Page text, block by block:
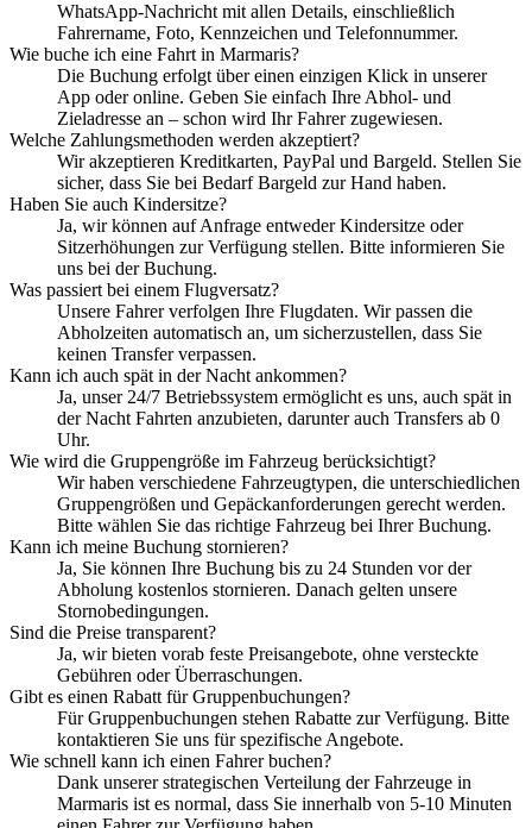
WhatsApp-Nachricht mit allen Details, einschließlich
Fahrername, Foto, Kennzeichen und Telefonnummer.
Wie buche ich eine Fahrt in Marmaris?
Die Buchung erfolgt über einen einzigen Klick in unserer
App oder online. Geben Sie einfach Ihre Abhol- und
Zieladresse an – schon wird Ihr Fahrer zugewiesen.
Welche Zahlungsmethoden werden akzeptiert?
Wir akzeptieren Kreditkarten, PayPal und Bargeld. Stellen Sie
sicher, dass Sie bei Bedarf Bargeld zur Hand haben.
Haben Sie auch Kindersitze?
Ja, wir können auf Anfrage entweder Kindersitze oder
Sitzerhöhungen zur Verfügung stellen. Bitte informieren Sie
uns bei der Buchung.
Was passiert bei einem Flugversatz?
Unsere Fahrer verfolgen Ihre Flugdaten. Wir passen die
Abholzeiten automatisch an, um sicherzustellen, dass Sie
keinen Transfer verpassen.
Kann ich auch spät in der Nacht ankommen?
Ja, unser 24/7 Betriebssystem ermöglicht es uns, auch spät in
der Nacht Fahrten anzubieten, darunter auch Transfers ab 0
Uhr.
Wie wird die Gruppengröße im Fahrzeug berücksichtigt?
Wir haben verschiedene Fahrzeugtypen, die unterschiedlichen
Gruppengrößen und Gepäckanforderungen gerecht werden.
Bitte wählen Sie das richtige Fahrzeug bei Ihrer Buchung.
Kann ich meine Buchung stornieren?
Ja, Sie können Ihre Buchung bis zu 24 Stunden vor der
Abholung kostenlos stornieren. Danach gelten unsere
Stornobedingungen.
Sind die Preise transparent?
Ja, wir bieten vorab feste Preisangebote, ohne versteckte
Gebühren oder Überraschungen.
Gibt es einen Rabatt für Gruppenbuchungen?
Für Gruppenbuchungen stehen Rabatte zur Verfügung. Bitte
kontaktieren Sie uns für spezifische Angebote.
Wie schnell kann ich einen Fahrer buchen?
Dank unserer strategischen Verteilung der Fahrzeuge in
Marmaris ist es normal, dass Sie innerhalb von 5-10 Minuten